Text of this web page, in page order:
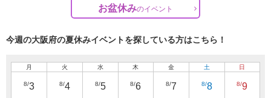
お盆休みのイベント
今週の大阪府の夏休みイベントを探している方はこちら！
月
8/3
火
8/4
水
8/5
木
8/6
金
8/7
土
8/8
日
8/9